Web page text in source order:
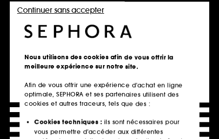
En savoir plus
Livraison standard offerte
à domicile dès 60€ en France
métropolitaine et Monaco
Explorer l'offre
Paiements sécurisés
En savoir plus
Nous utilisons des cookies afin de vous offrir la
meilleure expérience sur notre site.
Afin de vous offrir une expérience d’achat en ligne
optimale, SEPHORA et ses partenaires utilisent des
cookies et autres traceurs, tels que des :
Cookies techniques : ils sont nécessaires pour
vous permettre d’accéder aux différentes
Continuer sans accepter